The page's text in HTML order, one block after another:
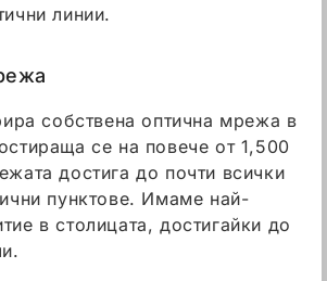
линии.
собствена оптична мрежа в
се на повече от 1,500
достига до почти всички
пунктове. Имаме най-
в столицата, достигайки до